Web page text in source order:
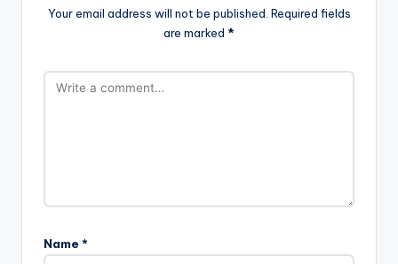
Your email address will not be published. Required fields
are marked *
Name *